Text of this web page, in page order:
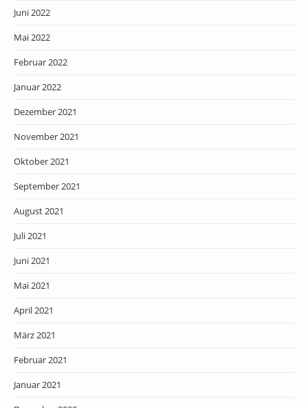
Juni 2022
Mai 2022
Februar 2022
Januar 2022
Dezember 2021
November 2021
Oktober 2021
September 2021
August 2021
Juli 2021
Juni 2021
Mai 2021
April 2021
März 2021
Februar 2021
Januar 2021